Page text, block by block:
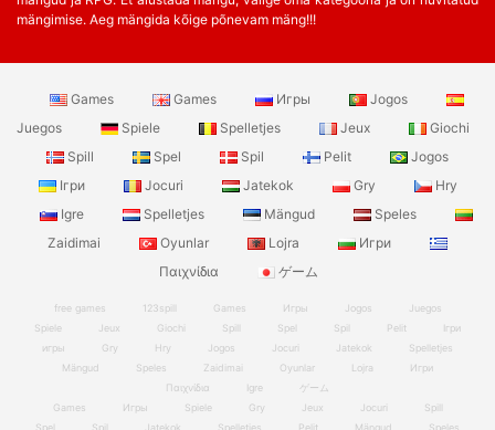
mängimise. Aeg mängida kõige põnevam mäng!!!
Games Games Игры
Jogos
Juegos
Spiele Spelletjes Jeux
Giochi
Spill
Spel Spil Pelit
Jogos
Ігри
Jocuri Jatekok Gry
Hry
Igre
Spelletjes Mängud
Speles
Zaidimai
Oyunlar Lojra
Игри
Παιχνίδια
ゲーム
free games 123spill Games Игры Jogos
Juegos
Spiele
Jeux Giochi Spill Spel Spil Pelit
Ігри
игры
Gry Hry Jogos Jocuri Jatekok
Spelletjes
Mängud
Speles Zaidimai Oyunlar Lojra
Игри
Παιχνίδια
Igre
ゲーム
Games
Игры Spiele Gry Jeux Jocuri
Spill
Spel
Spil Jatekok Spelletjes Pelit Mängud Speles